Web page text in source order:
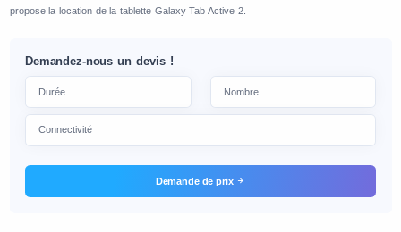
propose la location de la tablette Galaxy Tab Active 2.
Demandez-nous un devis !
Demande de prix